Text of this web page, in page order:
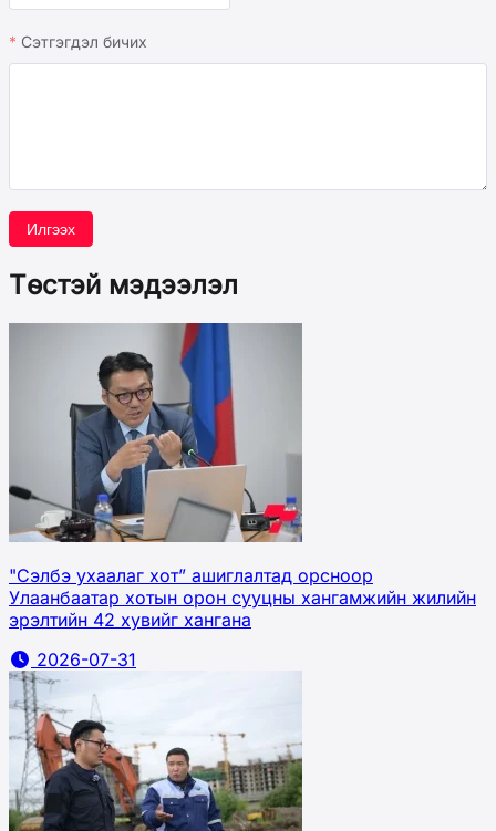
Сэтгэгдэл бичих
Илгээх
Төстэй мэдээлэл
"Сэлбэ ухаалаг хот” ашиглалтад орсноор
Улаанбаатар хотын орон сууцны хангамжийн жилийн
эрэлтийн 42 хувийг хангана
2026-07-31